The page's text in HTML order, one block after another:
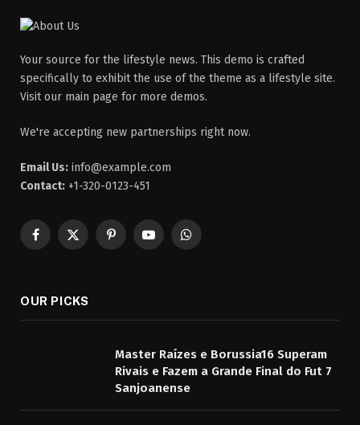
Your source for the lifestyle news. This demo is crafted
specifically to exhibit the use of the theme as a lifestyle site.
Visit our main page for more demos.
We're accepting new partnerships right now.
Email Us: info@example.com
Contact: +1-320-0123-451
Facebook
X
PinterestYouTubeWhatsApp
OUR PICKS
Master Raízes e Borussia16 Superam
Rivais e Fazem a Grande Final do Fut 7
Sanjoanense